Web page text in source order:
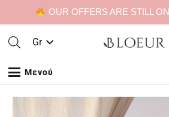
OUR OFFERS ARE STILL
Gr
Μενού